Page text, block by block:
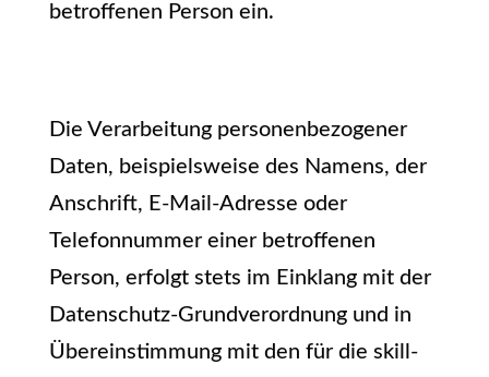
betroffenen Person ein.
Die Verarbeitung personenbezogener
Daten, beispielsweise des Namens, der
Anschrift, E-Mail-Adresse oder
Telefonnummer einer betroffenen
Person, erfolgt stets im Einklang mit der
Datenschutz-Grundverordnung und in
Übereinstimmung mit den für die skill-